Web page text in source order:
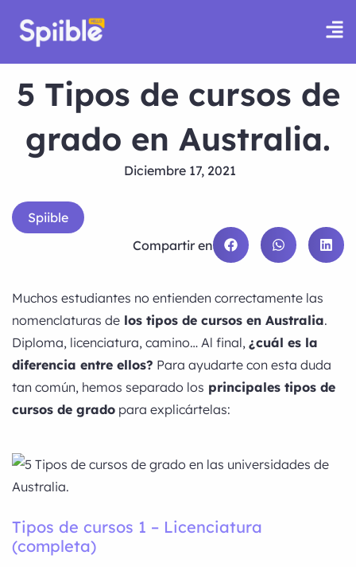
5 Tipos de cursos de
grado en Australia.
Diciembre 17, 2021
Spiible
Compartir en
Muchos estudiantes no entienden correctamente las
nomenclaturas de los tipos de cursos en Australia.
Diploma, licenciatura, camino… Al final, ¿cuál es la
diferencia entre ellos? Para ayudarte con esta duda
tan común, hemos separado los principales tipos de
cursos de grado para explicártelas:
Tipos de cursos 1 – Licenciatura
(completa)